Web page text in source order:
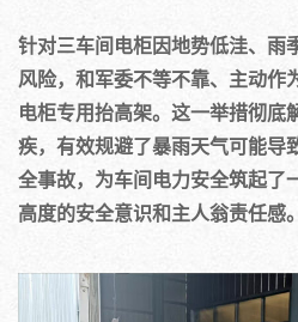
针对三车间电柜因地势低洼、雨
风险，和军委不等不靠、主动作
电柜专用抬高架。这一举措彻底
疾，有效规避了暴雨天气可能导
全事故，为车间电力安全筑起了
高度的安全意识和主人翁责任感。